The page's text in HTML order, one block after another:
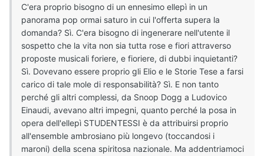
C'era proprio bisogno di un ennesimo ellepì in un
panorama pop ormai saturo in cui l'offerta supera la
domanda? Sì. C'era bisogno di ingenerare nell'utente il
sospetto che la vita non sia tutta rose e fiori attraverso
proposte musicali foriere, e fioriere, di dubbi inquietanti?
Sì. Dovevano essere proprio gli Elio e le Storie Tese a farsi
carico di tale mole di responsabilità? Sì. E non tanto
perché gli altri complessi, da Snoop Dogg a Ludovico
Einaudi, avevano altri impegni, quanto perché la posa in
opera dell'ellepì STUDENTESSI è da attribuirsi proprio
all'ensemble ambrosiano più longevo (toccandosi i
maroni) della scena spiritosa nazionale. Ma addentriamoci